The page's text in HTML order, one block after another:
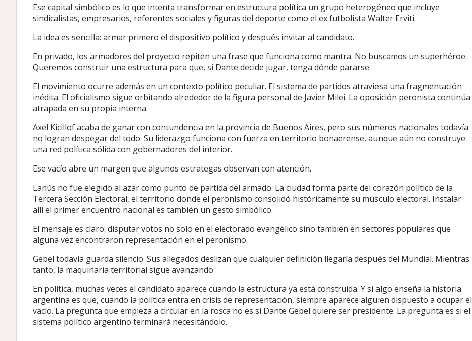
Ese capital simbólico es lo que intenta transformar en estructura política un grupo heterogéneo que incluye
sindicalistas, empresarios, referentes sociales y figuras del deporte como el ex futbolista Walter Erviti.
La idea es sencilla: armar primero el dispositivo político y después invitar al candidato.
En privado, los armadores del proyecto repiten una frase que funciona como mantra. No buscamos un superhéroe.
Queremos construir una estructura para que, si Dante decide jugar, tenga dónde pararse.
El movimiento ocurre además en un contexto político peculiar. El sistema de partidos atraviesa una fragmentación
inédita. El oficialismo sigue orbitando alrededor de la figura personal de Javier Milei. La oposición peronista continúa
atrapada en su propia interna.
Axel Kicillof acaba de ganar con contundencia en la provincia de Buenos Aires, pero sus números nacionales todavía
no logran despegar del todo. Su liderazgo funciona con fuerza en territorio bonaerense, aunque aún no construye
una red política sólida con gobernadores del interior.
Ese vacío abre un margen que algunos estrategas observan con atención.
Lanús no fue elegido al azar como punto de partida del armado. La ciudad forma parte del corazón político de la
Tercera Sección Electoral, el territorio donde el peronismo consolidó históricamente su músculo electoral. Instalar
allí el primer encuentro nacional es también un gesto simbólico.
El mensaje es claro: disputar votos no solo en el electorado evangélico sino también en sectores populares que
alguna vez encontraron representación en el peronismo.
Gebel todavía guarda silencio. Sus allegados deslizan que cualquier definición llegaría después del Mundial. Mientras
tanto, la maquinaria territorial sigue avanzando.
En política, muchas veces el candidato aparece cuando la estructura ya está construida. Y si algo enseña la historia
argentina es que, cuando la política entra en crisis de representación, siempre aparece alguien dispuesto a ocupar el
vacío. La pregunta que empieza a circular en la rosca no es si Dante Gebel quiere ser presidente. La pregunta es si el
sistema político argentino terminará necesitándolo.